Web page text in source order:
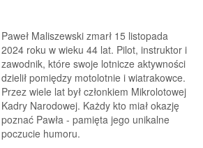
Paweł Maliszewski zmarł 15 listopada
2024 roku w wieku 44 lat. Pilot, instruktor i
zawodnik, które swoje lotnicze aktywności
dzielił pomiędzy motolotnie i wiatrakowce.
Przez wiele lat był członkiem Mikrolotowej
Kadry Narodowej. Każdy kto miał okazję
poznać Pawła - pamięta jego unikalne
poczucie humoru.